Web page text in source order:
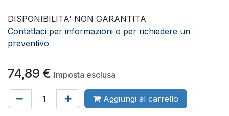
DISPONIBILITA' NON GARANTITA
Contattaci per informazioni o per richiedere un
preventivo
74,89 € Imposta esclusa
Aggiungi al carrello